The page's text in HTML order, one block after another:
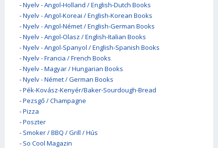
-Nyelv - Angol-Holland / English-Dutch Books
-Nyelv - Angol-Koreai / English-Korean Books
-Nyelv - Angol-Német / English-German Books
-Nyelv - Angol-Olasz / English-Italian Books
-Nyelv - Angol-Spanyol / English-Spanish Books
-Nyelv - Francia / French Books
-Nyelv - Magyar / Hungarian Books
-Nyelv - Német / German Books
-Pék-Kovász-Kenyér/Baker-Sourdough-Bread
-Pezsgő / Champagne
-Pizza
-Poszter
- Smoker / BBQ / Grill / Hús
- So Cool Magazin